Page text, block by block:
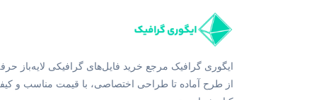
ایگوری گرافیک مرجع خرید فایل‌های گرافیکی لایه‌باز
از طرح آماده تا طراحی اختصاصی، با قیمت مناسب و